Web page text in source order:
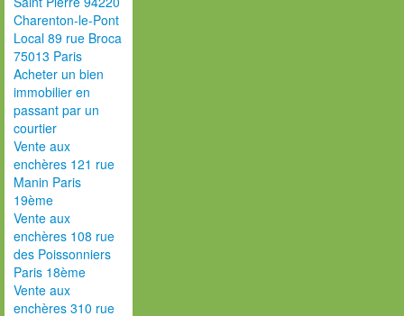
Charenton-le-Pont
Local 89 rue Broca
75013 Paris
Acheter un bien
immobilier en
passant par un
courtier
Vente aux
enchères 121 rue
Manin Paris
19ème
Vente aux
enchères 108 rue
des Poissonniers
Paris 18ème
Vente aux
enchères 310 rue